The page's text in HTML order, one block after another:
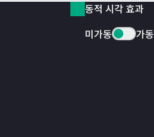
동적 시각 효과
미가동
가동